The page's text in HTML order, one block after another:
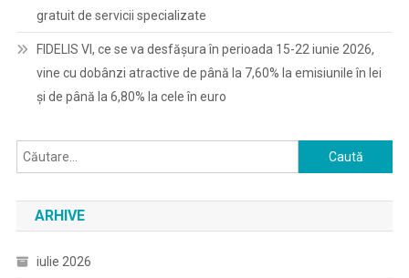
gratuit de servicii specializate
FIDELIS VI, ce se va desfășura în perioada 15-22 iunie 2026,
vine cu dobânzi atractive de până la 7,60% la emisiunile în lei
și de până la 6,80% la cele în euro
Caută
după:
ARHIVE
iulie 2026